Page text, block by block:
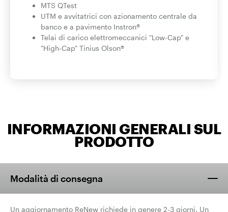
MTS QTest
UTM e avvitatrici con azionamento centrale da
banco e a pavimento Instron®
Telai di carico elettromeccanici "Low-Cap" e
"High-Cap" Tinius Olson®
INFORMAZIONI GENERALI SUL
PRODOTTO
Modalità di consegna
Un aggiornamento ReNew richiede in genere 2-3 giorni. Un